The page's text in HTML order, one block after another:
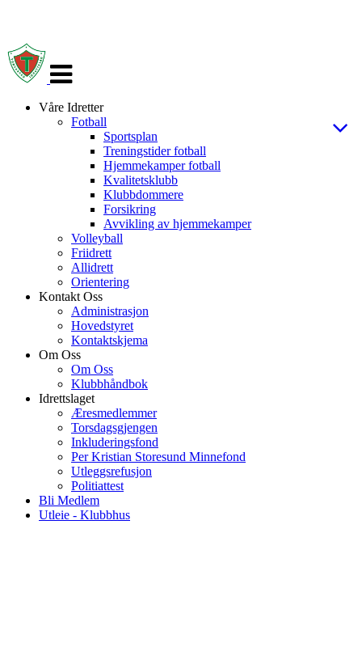
navigasjon
Våre Idretter
Fotball
Sportsplan
Treningstider fotball
Hjemmekamper fotball
Kvalitetsklubb
Klubbdommere
Forsikring
Avvikling av hjemmekamper
Volleyball
Friidrett
Allidrett
Orientering
Kontakt Oss
Administrasjon
Hovedstyret
Kontaktskjema
Om Oss
Om Oss
Klubbhåndbok
Idrettslaget
Æresmedlemmer
Torsdagsgjengen
Inkluderingsfond
Per Kristian Storesund Minnefond
Utleggsrefusjon
Politiattest
Bli Medlem
Utleie - Klubbhus